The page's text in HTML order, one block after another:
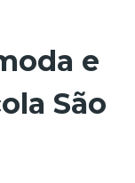
e
São